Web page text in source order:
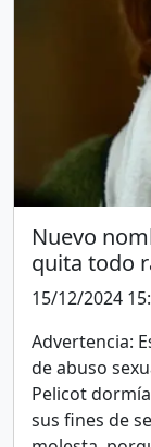
Nuevo
quita todo
15/12/2024
Advertencia:
de abuso
Pelicot
sus fines de